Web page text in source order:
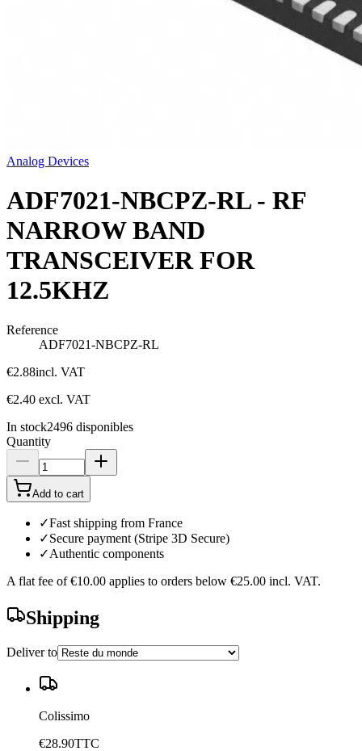
Analog Devices
ADF7021-NBCPZ-RL - RF
NARROW BAND
TRANSCEIVER FOR
12.5KHZ
Reference
ADF7021-NBCPZ-RL
€2.88incl. VAT
€2.40 excl. VAT
In stock2496 disponibles
Quantity
Add to cart
✓Fast shipping from France
✓Secure payment (Stripe 3D Secure)
✓Authentic components
A flat fee of €10.00 applies to orders below €25.00 incl. VAT.
Shipping
Deliver to
Colissimo
€28.90TTC